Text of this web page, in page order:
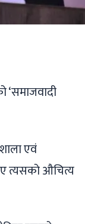
एवं
त्यसको औचित्य